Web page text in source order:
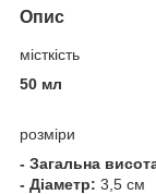
Опис
місткість
50 мл
розміри
- Загальна
- Діаметр: 3,5 см